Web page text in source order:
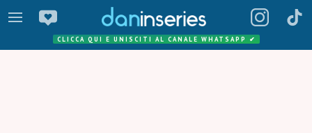
CLICCA QUI E UNISCITI AL CANALE WHATSAPP ✔